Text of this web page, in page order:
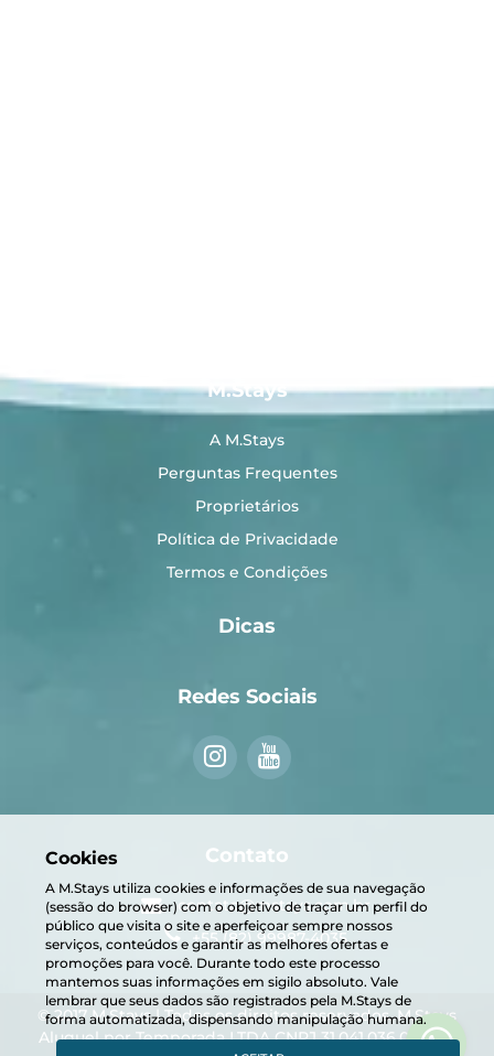
M.Stays
A M.Stays
Perguntas Frequentes
Proprietários
Política de Privacidade
Termos e Condições
Dicas
Redes Sociais
Contato
contato@mstays.com.br
+55 (82) 99987-4035
© 2017 M.Stays | Todos os direitos reservados. M.Stays
Aluguel por Temporada LTDA CNPJ 31.041.036.0001-01
Cookies
A M.Stays utiliza cookies e informações de sua navegação
(sessão do browser) com o objetivo de traçar um perfil do
público que visita o site e aperfeiçoar sempre nossos
serviços, conteúdos e garantir as melhores ofertas e
promoções para você. Durante todo este processo
mantemos suas informações em sigilo absoluto. Vale
lembrar que seus dados são registrados pela M.Stays de
forma automatizada, dispensando manipulação humana.